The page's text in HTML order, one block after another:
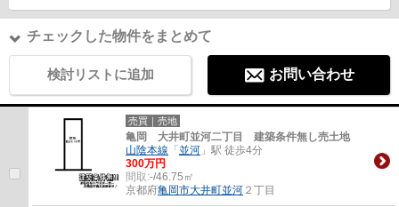
チェックした物件をまとめて
検討リストに追加 お問い合わせ
売買｜売地
亀岡 大井町並河二丁目 建築条件無し売土地
山陰本線 「並河 」駅 徒歩4分
300万円
間取:-/46.75㎡
京都府亀岡市大井町並河 ２丁目